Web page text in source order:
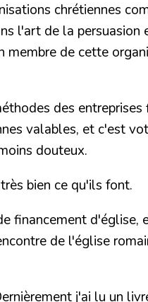
chrétiennes
l'art de la
membre de cette
des entreprises
valables, et c'est
douteux.
bien ce qu'ils font.
financement d'église,
de l'église
j'ai lu un